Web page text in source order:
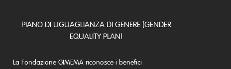
PIANO DI UGUAGLIANZA DI GENERE (GENDER
EQUALITY PLAN)
La Fondazione GIMEMA riconosce i benefici